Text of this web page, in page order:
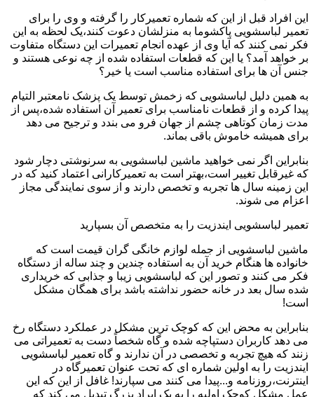
این افراد قبل از این که شماره تعمیرکار را گرفته و وی را برای
تعمیر لباسشویی پاکشوما به منزلشان دعوت کنند،یک لحظه به این
فکر نمی کنند که آیا وی از عهده انجام تعمیرات این دستگاه متفاوت
بر خواهد آمد؟ یا این که قطعات استفاده شده از چه نوعی هستند و
جنس آن ها برای استفاده مناسب است یا خیر؟
به همین دلیل لباسشویی که زخمش توسط یک پزشک نامعتبر التیام
پیدا کرده و از قطعات نامناسب برای تعمیر آن استفاده شده،پس از
مدت زمان کوتاهی چشم از جهان فرو می بندد و ترجیح می دهد
برای همیشه خاموش باقی بماند.
بنابراین اگر نمی خواهید ماشین لباسشویی به سرنوشتی دچار شود
که غیرقابل تغییر است،بهتر است به تعمیرکارانی اعتماد کنید که در
این زمینه سال ها تجربه و تخصص دارند و از سوی نمایندگی مجاز
اعزام می شوند.
تعمیر لباسشویی ایندزیت را به متخصص آن بسپارید
ماشین لباسشویی از جمله لوازم خانگی گران قیمت است که
خانواده ها هنگام خرید آن به استفاده چندین و چند ساله از دستگاه
فکر می کنند و تصور این که لباسشویی زیبا و جذابی که خریداری
شده سال بعد در خانه حضور نداشته باشد برای همگان مشکل
است!
بنابراین به محض این که کوچک ترین مشکل در عملکرد دستگاه رخ
می دهد کاربران دستپاچه شده و گاه شخصاً دست به تعمیراتی می
زنند که هیچ تجربه و تخصصی در آن ندارند و گاه تعمیر لباسشویی
ایندزیت را به اولین شماره ای که تحت عنوان تعمیرگاه در
اینترنت،روزنامه و...پیدا می کنند می سپارند! غافل از این که این
عمل مشکل کوچک اولیه را به یک ایراد بزرگ تبدیل می کند که